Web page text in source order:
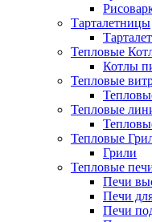
Тарталетницы
Тепловые
Котлы
Тепловые
Тепловые
Тепловые
Грили
Тепловые
Печи
Печи
Печи